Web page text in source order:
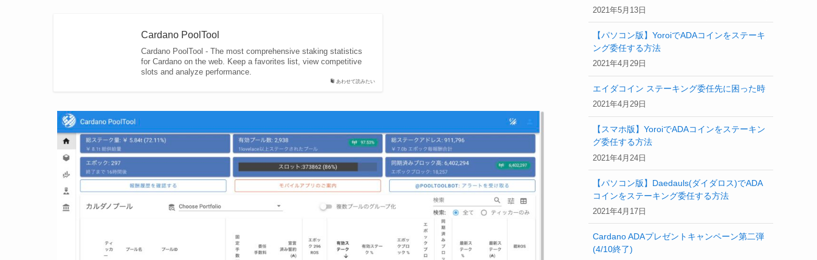
あわせて読みたい
Cardano PoolTool
Cardano PoolTool - The most comprehensive staking statistics
for Cardano on the web. Keep a favorites list, view competitive
slots and analyze performance.
2021年5月13日
【パソコン版】YoroiでADAコインをステーキ
ング委任する方法
2021年4月29日
エイダコイン ステーキング委任先に困った時
2021年4月29日
【スマホ版】YoroiでADAコインをステーキン
グ委任する方法
2021年4月24日
【パソコン版】Daedauls(ダイダロス)でADA
コインをステーキング委任する方法
2021年4月17日
Cardano ADAプレゼントキャンペーン第二弾
(4/10終了)